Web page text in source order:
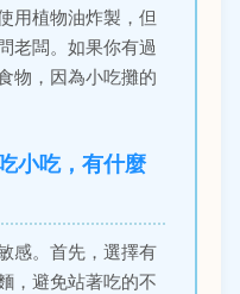
用植物油炸製，但
老闆。如果你有過
物，因為小吃攤的
小吃，有什麼
感。首先，選擇有
，避免站著吃的不